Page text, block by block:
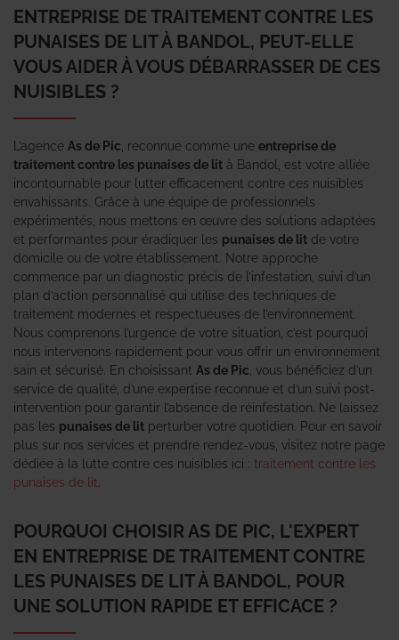
ENTREPRISE DE TRAITEMENT CONTRE LES
PUNAISES DE LIT À BANDOL, PEUT-ELLE
VOUS AIDER À VOUS DÉBARRASSER DE CES
NUISIBLES ?
L’agence As de Pic , reconnue comme une entreprise de
traitement contre les punaises de lit à Bandol, est votre alliée
incontournable pour lutter efficacement contre ces nuisibles
envahissants. Grâce à une équipe de professionnels
expérimentés, nous mettons en œuvre des solutions adaptées
et performantes pour éradiquer les punaises de lit de votre
domicile ou de votre établissement. Notre approche
commence par un diagnostic précis de l’infestation, suivi d’un
plan d’action personnalisé qui utilise des techniques de
traitement modernes et respectueuses de l’environnement.
Nous comprenons l’urgence de votre situation, c’est pourquoi
nous intervenons rapidement pour vous offrir un environnement
sain et sécurisé. En choisissant As de Pic , vous bénéficiez d’un
service de qualité, d’une expertise reconnue et d’un suivi post-
intervention pour garantir l’absence de réinfestation. Ne laissez
pas les punaises de lit perturber votre quotidien. Pour en savoir
plus sur nos services et prendre rendez-vous, visitez notre page
dédiée à la lutte contre ces nuisibles ici : traitement contre les
punaises de lit
POURQUOI CHOISIR AS DE PIC, L'EXPERT
EN ENTREPRISE DE TRAITEMENT CONTRE
LES PUNAISES DE LIT À BANDOL, POUR
UNE SOLUTION RAPIDE ET EFFICACE ?